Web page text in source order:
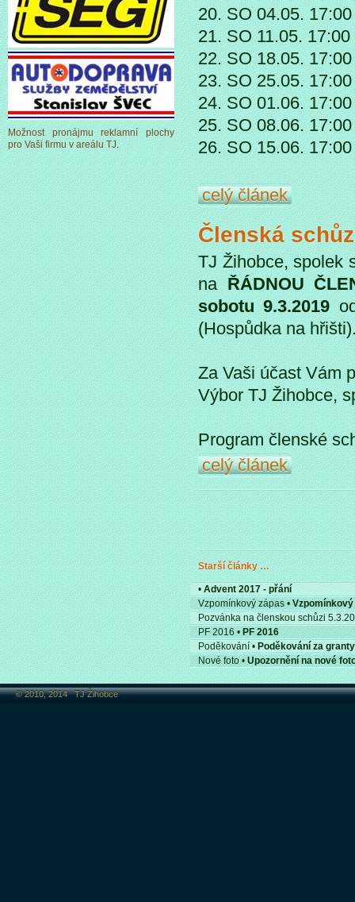
Možnost pronájmu reklamní plochy
pro Vaši firmu v areálu TJ.
20. SO 04.05.
21. SO 11.05. 17:00
22. SO 18.05.
23. SO 25.05.
24. SO 01.06.
25. SO 08.06.
26. SO 15.06.
celý článek
Členská
TJ Žihobce, spolek
naŘÁDNOU
sobotu 9.3.2019
(Hospůdka na
Za Vaši účast Vám
Výbor TJ Žihobce,
Program členské
celý článek
Starší články …
• Advent 2017 - přání
Vzpomínkový zápas •Vzpomínkový
Pozvánka na členskou schůzi
PF 2016 •PF 2016
Poděkování • Poděkování za
Nové foto •Upozornění na nové
© 2010, 2014 TJ Žihobce